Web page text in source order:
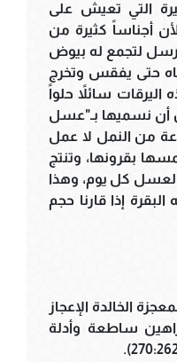
التي تعيش على
أجناساً كثيرة من
لتجمع له بيوض
حتى يفقس وتخرج
سائلاً حلواً
أن نسميها بـ"عسل
من النمل لا عمل
بقرونها، وتنتج
قطرة من العسل كل يوم، وهذا
إذا قارنا حجم
الخالدة الإعجاز
ساطعة وأدلة